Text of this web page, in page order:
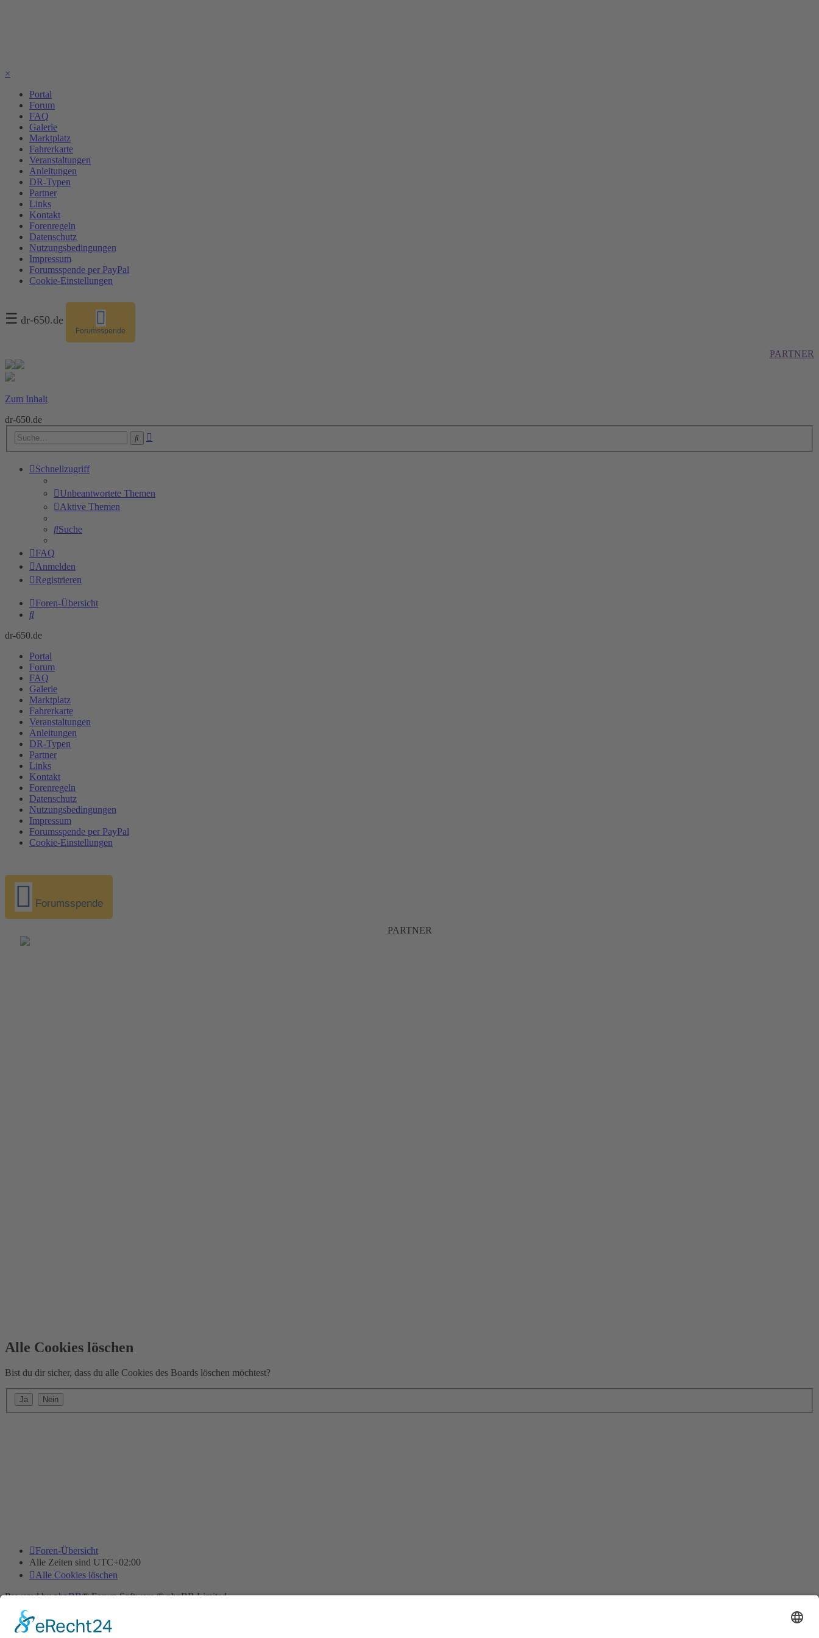
×
Portal
Forum
FAQ
Galerie
Marktplatz
Fahrerkarte
Veranstaltungen
Anleitungen
DR-Typen
Partner
Links
Kontakt
Forenregeln
Datenschutz
Nutzungsbedingungen
Impressum
Forumsspende per PayPal
Cookie-Einstellungen
☰ dr-650.de
Forumsspende
PARTNER
Zum Inhalt
dr-650.de
Suche
Schnellzugriff
Unbeantwortete Themen
Aktive Themen
Suche
FAQ
Anmelden
Registrieren
Foren-Übersicht
Suche
dr-650.de
Portal
Forum
FAQ
Galerie
Marktplatz
Fahrerkarte
Veranstaltungen
Anleitungen
DR-Typen
Partner
Links
Kontakt
Forenregeln
Datenschutz
Nutzungsbedingungen
Impressum
Forumsspende per PayPal
Cookie-Einstellungen
Forumsspende
PARTNER
Alle Cookies löschen
Bist du dir sicher, dass du alle Cookies des Boards löschen möchtest?
Foren-Übersicht
Alle Zeiten sind UTC+02:00
Alle Cookies löschen
Powered byphpBB® Forum Software © phpBB Limited
Deutsche Übersetzung durch